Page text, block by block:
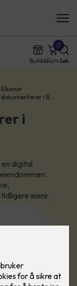
ButikkKurv
0
Søk
Elkonor
dokumenterer i B…
i
digital
eiere.